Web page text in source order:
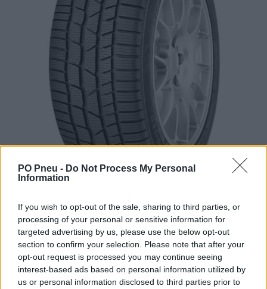
PO Pneu - Do Not Process My Personal
Information
If you wish to opt-out of the sale, sharing to third parties, or
processing of your personal or sensitive information for
targeted advertising by us, please use the below opt-out
section to confirm your selection. Please note that after your
opt-out request is processed you may continue seeing
interest-based ads based on personal information utilized by
us or personal information disclosed to third parties prior to
234,50 € 378,23 €